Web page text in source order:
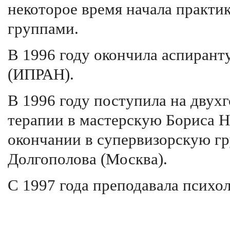
некоторое время начала
группами.
В 1996 году окончила
(ИПРАН).
В 1996 году поступила на
терапии в мастерскую Бориса
окончании в супервизорскую
Долгополова (Москва).
С 1997 года преподавала